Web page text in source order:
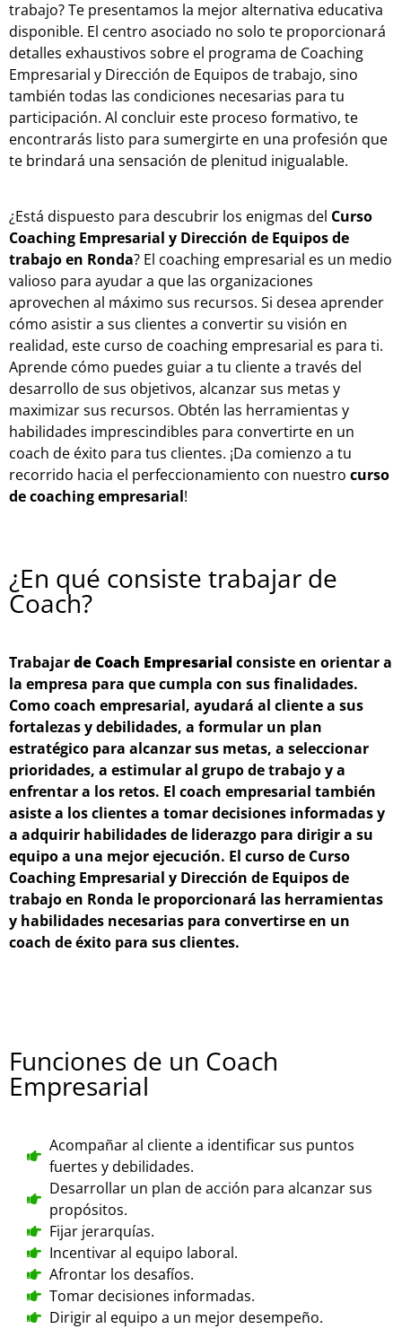
trabajo? Te presentamos la mejor alternativa educativa
disponible. El centro asociado no solo te proporcionará
detalles exhaustivos sobre el programa de Coaching
Empresarial y Dirección de Equipos de trabajo, sino
también todas las condiciones necesarias para tu
participación. Al concluir este proceso formativo, te
encontrarás listo para sumergirte en una profesión que
te brindará una sensación de plenitud inigualable.
¿Está dispuesto para descubrir los enigmas del Curso
Coaching Empresarial y Dirección de Equipos de
trabajo en Ronda? El coaching empresarial es un medio
valioso para ayudar a que las organizaciones
aprovechen al máximo sus recursos. Si desea aprender
cómo asistir a sus clientes a convertir su visión en
realidad, este curso de coaching empresarial es para ti.
Aprende cómo puedes guiar a tu cliente a través del
desarrollo de sus objetivos, alcanzar sus metas y
maximizar sus recursos. Obtén las herramientas y
habilidades imprescindibles para convertirte en un
coach de éxito para tus clientes. ¡Da comienzo a tu
recorrido hacia el perfeccionamiento con nuestro curso
de coaching empresarial!
¿En qué consiste trabajar de
Coach?
Trabajarde Coach Empresarialconsiste en orientar a
la empresa para que cumpla con sus finalidades.
Como coach empresarial, ayudará al cliente a sus
fortalezas y debilidades, a formular un plan
estratégico para alcanzar sus metas, a seleccionar
prioridades, a estimular al grupo de trabajo y a
enfrentar a los retos. El coach empresarial también
asiste a los clientes a tomar decisiones informadas y
a adquirir habilidades de liderazgo para dirigir a su
equipo a una mejor ejecución. El curso de Curso
Coaching Empresarial y Dirección de Equipos de
trabajo en Ronda le proporcionará las herramientas
y habilidades necesarias para convertirse en un
coach de éxito para sus clientes.
Funciones de un Coach
Empresarial
Acompañar al cliente a identificar sus puntos
fuertes y debilidades.
Desarrollar un plan de acción para alcanzar sus
propósitos.
Fijar jerarquías.
Incentivar al equipo laboral.
Afrontar los desafíos.
Tomar decisiones informadas.
Dirigir al equipo a un mejor desempeño.